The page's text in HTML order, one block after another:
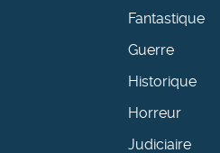
Fantastique
Guerre
Historique
Horreur
Judiciaire